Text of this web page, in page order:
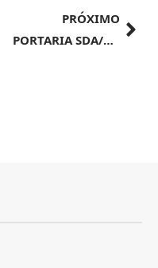
PRÓXIMO
PORTARIA SDA/MAPA Nº 1.152, DE 19 DE JULHO DE 2024